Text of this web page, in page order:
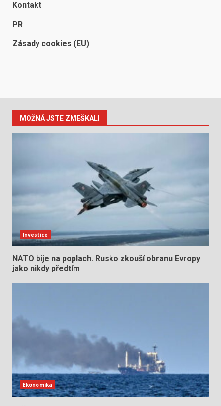
Kontakt
PR
Zásady cookies (EU)
MOŽNÁ JSTE ZMEŠKALI
Investice
NATO bije na poplach. Rusko zkouší obranu Evropy
jako nikdy předtím
Ekonomika